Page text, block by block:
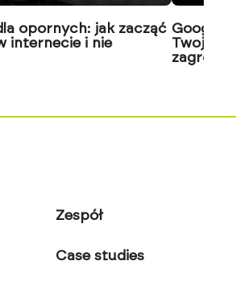
opornych: jak zacząć
internecie i nie
Google
Twoja
Zespół
Case studies